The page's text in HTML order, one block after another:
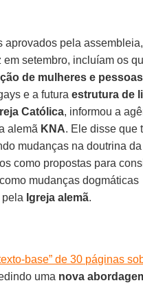
aprovados pela
em setembro, incluíam os
de mulheres e
e a futuraestrutura de
Católica, informou a
alemã KNA. Ele disse que
mudanças na doutrina
como propostas para
mudanças dogmáticas
Igreja alemã.
base” de 30 páginas
uma nova